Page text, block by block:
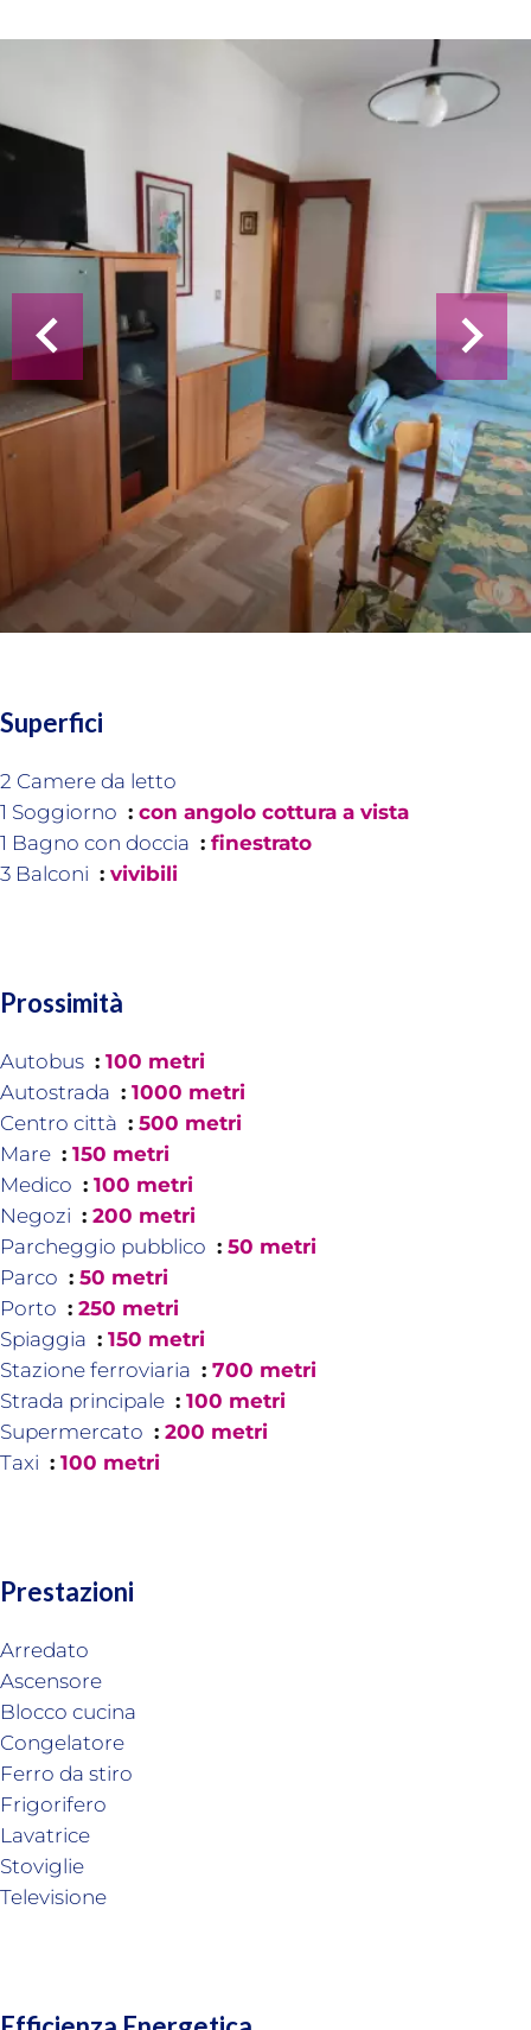
Superfici
2 Camere da letto
1 Soggiorno
con angolo cottura a vista
1 Bagno con doccia
finestrato
3 Balconi
vivibili
Prossimità
Autobus
100 metri
Autostrada
1000 metri
Centro città
500 metri
Mare
150 metri
Medico
100 metri
Negozi
200 metri
Parcheggio pubblico
50 metri
Parco
50 metri
Porto
250 metri
Spiaggia
150 metri
Stazione ferroviaria
700 metri
Strada principale
100 metri
Supermercato
200 metri
Taxi
100 metri
Prestazioni
Arredato
Ascensore
Blocco cucina
Congelatore
Ferro da stiro
Frigorifero
Lavatrice
Stoviglie
Televisione